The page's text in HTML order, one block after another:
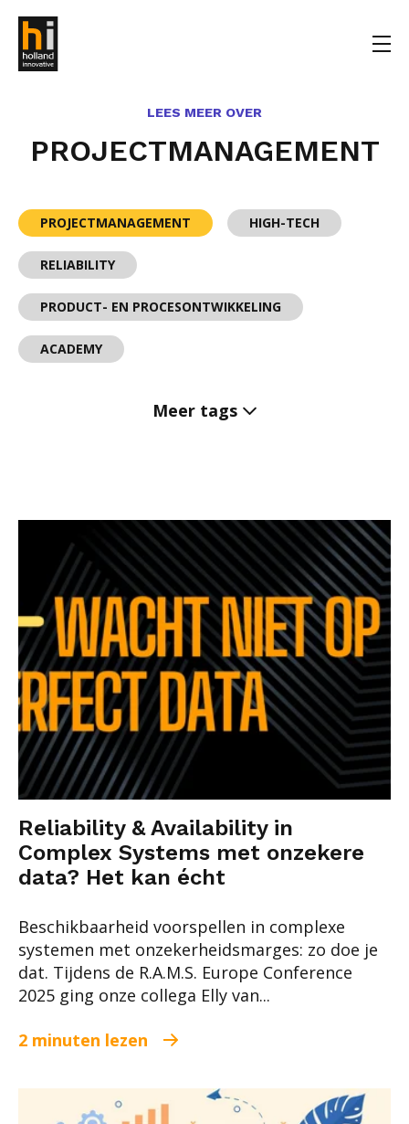
LEES MEER OVER
PROJECTMANAGEMENT
PROJECTMANAGEMENT HIGH-TECH
RELIABILITY
PRODUCT- EN PROCESONTWIKKELING
ACADEMY
Meer tags
Reliability & Availability in
Complex Systems met onzekere
data? Het kan écht
Beschikbaarheid voorspellen in complexe
systemen met onzekerheidsmarges: zo doe je
dat. Tijdens de R.A.M.S. Europe Conference
2025 ging onze collega Elly van...
2 minuten lezen